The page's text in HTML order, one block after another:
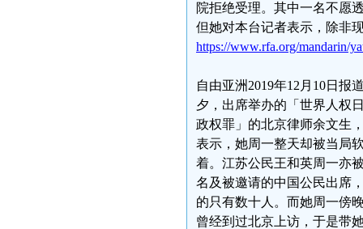
院拒绝受理。其中一名不愿
但她对本台记者表示，除非
https://www.rfa.org/mandarin/
自由亚洲2019年12月10日报
夕，出席举办的「世界人权
政权罪」的北京律师余文生
表示，她周一整天却被当局
着。江苏公民王和英周一亦
名及被邀请的中国公民出席
的只有数十人。而她周一傍
曾经到过北京上访，于是带